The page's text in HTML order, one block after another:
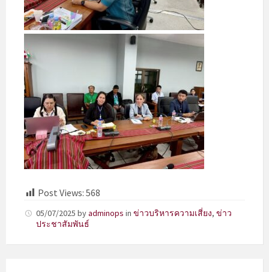
Post Views: 568
05/07/2025 byadminops in ข่าวบริหารความเสี่ยง, ข่าว
ประชาสัมพันธ์